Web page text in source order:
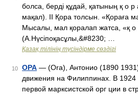
болса, берді құдай, қатының қ о
мақал). II Қора толсын. «Қораға
Мысалы, мал қоралап жатса, «қ о
(А.Нүсіпоқасұлы,&#8230; …
Қазақ тілінің түсіндірме сөздігі
10 ОРА — (Ora), Антонио (1890
движения на Филиппинах. В 1924
первой марксистской орг ции в